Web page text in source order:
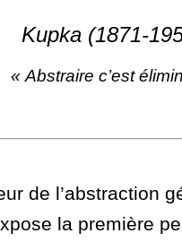
Kupka (1871-
« Abstraire c’est
de l’abstraction
la première